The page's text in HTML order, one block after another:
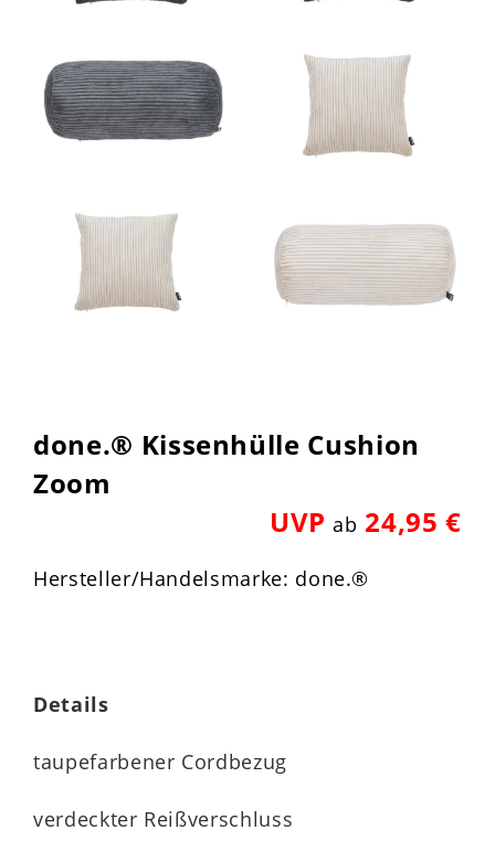
done.® Kissenhülle Cushion
Zoom
UVPab 24,95 €
Hersteller/Handelsmarke: done.®
Details
taupefarbener Cordbezug
verdeckter Reißverschluss